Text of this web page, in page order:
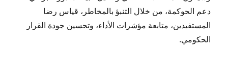
دعم الحوكمة، من خلال التنبؤ بالمخاطر، قياس رضا
المستفيدين، متابعة مؤشرات الأداء، وتحسين جودة القرار
الحكومي.